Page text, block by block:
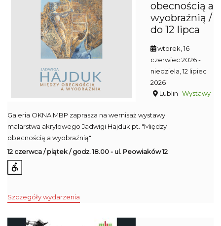
obecnością a
wyobraźnią /
do 12 lipca
wtorek, 16
czerwiec 2026-
niedziela, 12 lipiec
2026
Lublin Wystawy
Galeria OKNA MBP zaprasza na wernisaż wystawy
malarstwa akrylowego Jadwigi Hajduk pt. "Między
obecnością a wyobraźnią"
12 czerwca / piątek / godz. 18.00 - ul. Peowiaków 12
Szczegóły wydarzenia